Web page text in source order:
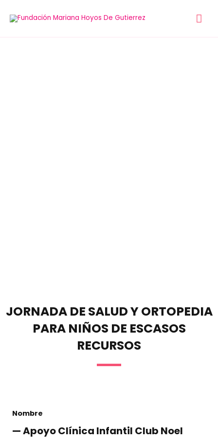
JORNADA DE SALUD Y ORTOPEDIA
PARA NIÑOS DE ESCASOS
RECURSOS
Nombre
— Apoyo Clínica Infantil Club Noel